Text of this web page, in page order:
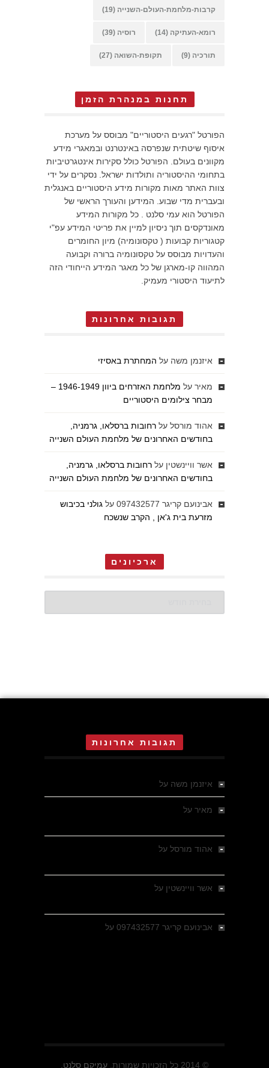
קרבות-מלחמת-העולם-השנייה (19)
רומא-העתיקה (14) רוסיה (39)
תורכיה (9) תקופת-השואה (27)
תחנות במנהרת הזמן
הפורטל "רגעים היסטוריים" מבוסס על מערכת
איסוף שיטתית שנפרסה באינטרנט ובמאגרי מידע
מקוונים בעולם. הפורטל כולל סקירות אינטגרטיביות
בתחומי ההיסטוריה ותולדות ישראל. נסקרים על ידי
צוות האתר מאות מקורות מידע היסטוריים באנגלית
ובעברית מדי שבוע. המידען והעורך הראשי של
הפורטל הוא עמי סלנט . כל מקורות המידע
מאונדקסים תוך ניסיון למיין את פריטי המידע עפ"י
קטגוריות קבועות ( טקסונומיה) מיון החומרים
והעדויות מבוסס על טקסונומיה ברורה וקבועה
המהווה קו-מארגן של כל מאגר המידע הייחודי הזה
לתיעוד היסטורי מעמיק.
תגובות אחרונות
איזנמן משה על המחתרת באסיזי
מאיר על
מלחמת האזרחים ביוון 1946-1949 –
מבחר צילומים היסטוריים
אהוד מורסל על רחובות ברסלאו, גרמניה,
בחודשים האחרונים של מלחמת העולם השנייה
אשר וויינשטין על רחובות ברסלאו, גרמניה,
בחודשים האחרונים של מלחמת העולם השנייה
אבינועם קריגר 097432577 על גולני בכיבוש
מזרעת בית ג'אן , הקרב שנשכח
ארכיונים
תגובות אחרונות
איזנמן משה על
מאיר על
אהוד מורסל על
אשר וויינשטין על
אבינועם קריגר 097432577 על
© 2014 כל הזכויות שמורות. עמיקם סלנט.